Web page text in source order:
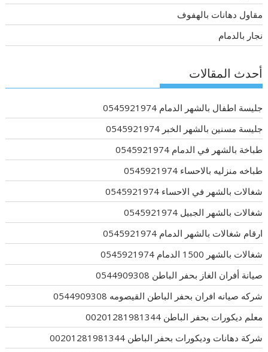
مقاول دهانات بالهفوف
نجار بالدمام
أحدث المقالات
جليسة اطفال بالشهر الدمام 0545921974
جليسة مسنين بالشهر الخبر 0545921974
طباخة بالشهر في الدمام 0545921974
طباخه منزليه بالاحساء 0545921974
شغالات بالشهر في الاحساء 0545921974
شغالات بالشهر الجبيل 0545921974
ارقام شغالات بالشهر الدمام 0545921974
شغالات بالشهر 1500 الدمام 0545921974
صيانة أفران الغاز بحفر الباطن 0544909308
شركه صيانه افران بحفر الباطن القيصومه 0544909308
معلم ديكورات بحفر الباطن 00201281981344
شركة دهانات وديكورات بحفر الباطن 00201281981344